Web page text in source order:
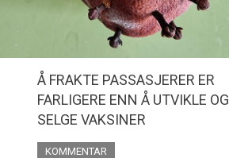
Å FRAKTE PASSASJERER ER
FARLIGERE ENN Å UTVIKLE OG
SELGE VAKSINER
KOMMENTAR